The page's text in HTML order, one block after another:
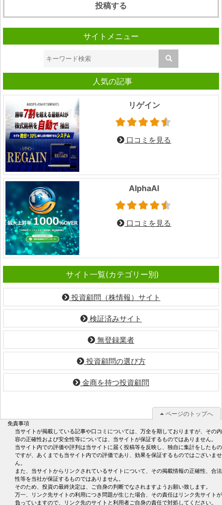
サイトメニュー
人気の記事
リゲイン
口コミを見る
AlphaAI
口コミを見る
サイト一覧(カテゴリー別)
投資顧問（株情報）サイト
検証済みサイト
無登録業者
投資顧問の選び方
金商を持つ投資顧問
免責事項
当サイトが掲載している記事や口コミについては、万全を期しておりますが、その内
容の正確性および安全性等については、当サイトが保証するものではありません。
当サイト内での評価や評判は当サイトに届く投稿等を反映し、独自に集計をしたもの
ですが、あくまでも当サイト内での評価であり、効果を保証するものではございませ
ん。
また、当サイトからリンクされているサイトについて、その掲載情報の正確性、合法
性等を当社が保証するものではありません。
そのため、投資の最終決定は、ご自身の判断でなされますようお願い致します。
万一、リンク先サイトの利用につき問題が生じた場合、その責任はリンク先サイトが
負っていますので、リンク先のサイトと利用者ご自身の責任で対処してください。
ページのトップへ